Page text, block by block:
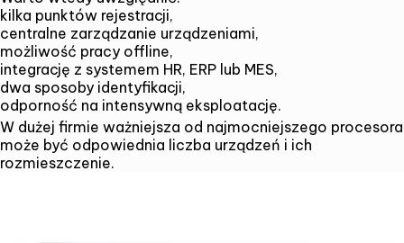
kilka punktów rejestracji,
centralne zarządzanie urządzeniami,
możliwość pracy offline,
integrację z systemem HR, ERP lub MES,
dwa sposoby identyfikacji,
odporność na intensywną eksploatację.
W dużej firmie ważniejsza od najmocniejszego procesora
może być odpowiednia liczba urządzeń i ich
rozmieszczenie.